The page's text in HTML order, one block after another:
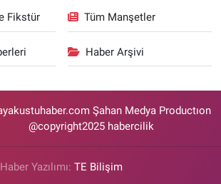
Fikstür Tüm Manşetler
Haber Arşivi
Şahan Medya Productıon
@copyright2025 habercilik
Haber Yazılımı: TE Bilişim